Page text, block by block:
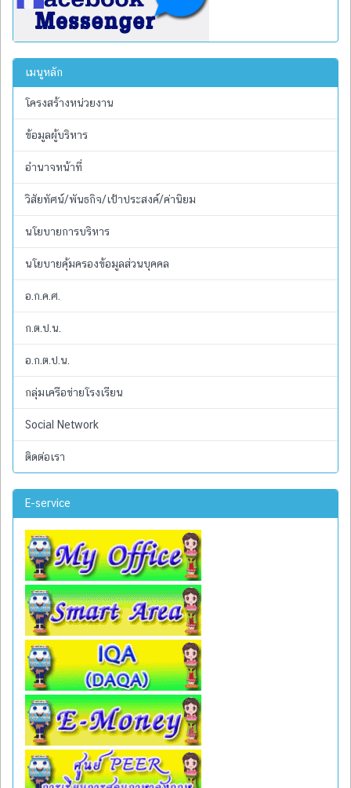
เมนูหลัก
โครงสร้างหน่วยงาน
ข้อมูลผู้บริหาร
อำนาจหน้าที่
วิสัยทัศน์/พันธกิจ/เป้าประสงค์/ค่านิยม
นโยบายการบริหาร
นโยบายคุ้มครองข้อมูลส่วนบุคคล
อ.ก.ค.ศ.
ก.ต.ป.น.
อ.ก.ต.ป.น.
กลุ่มเครือข่ายโรงเรียน
Social Network
ติดต่อเรา
E-service